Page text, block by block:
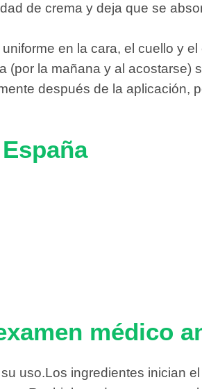
de crema y deja que se
en la cara, el cuello y
la mañana y al acostarse)
después de la aplicación,
médico
uso.Los ingredientes inician